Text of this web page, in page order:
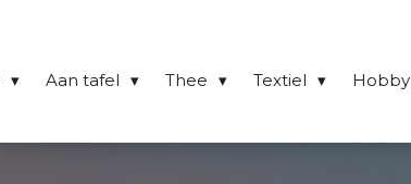
Aan tafel Thee Textiel Hobby